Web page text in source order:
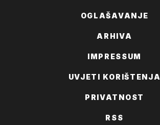
OGLAŠAVANJE
ARHIVA
IMPRESSUM
UVJETI KORIŠTENJA
PRIVATNOST
RSS